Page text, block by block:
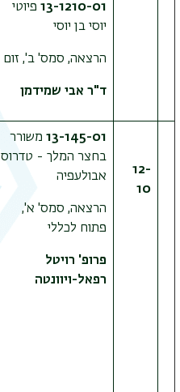
13-1210-01 פיוטי
יוסי בן יוסי
הרצאה, סמס' ב', זום
ד"ר אבי שמידמן
12-
10
13-145-01 משורר
בחצר המלך - טדרוס
אבולעפיה
הרצאה, סמס' א',
פתוח לכללי
פרופ' רויטל
רפאל-ויוונטה